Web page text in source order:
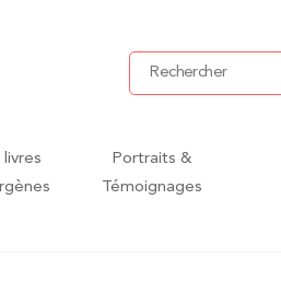
Portraits &
Témoignages